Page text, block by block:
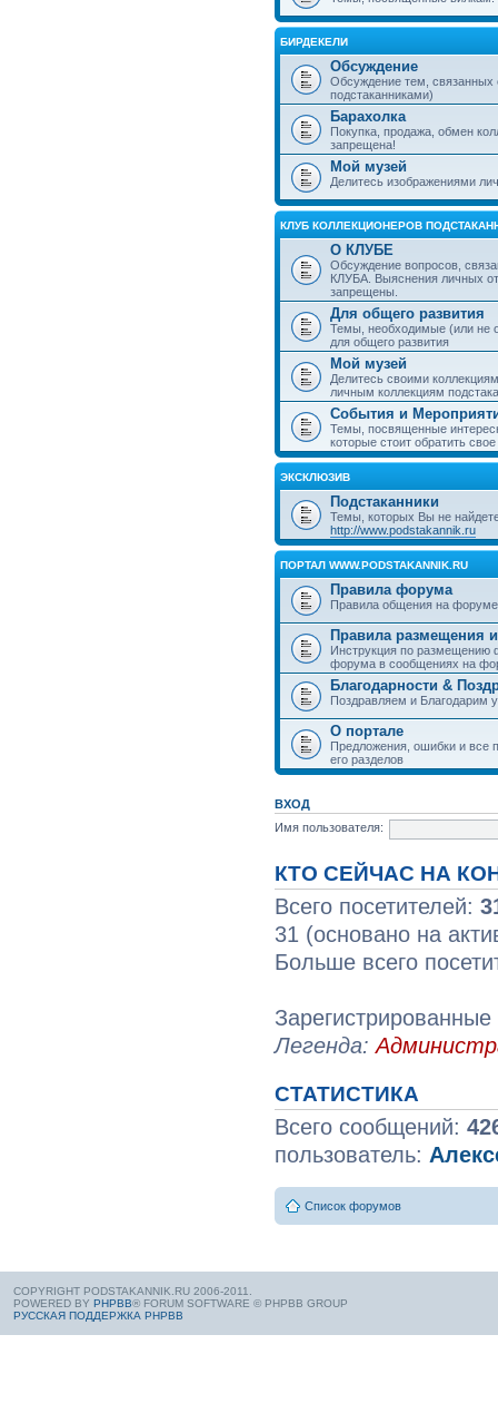
БИРДЕКЕЛИ
Обсуждение
Обсуждение тем,
подстаканниками)
Барахолка
Покупка, продажа, обмен
запрещена!
Мой музей
Делитесь изображениями
КЛУБ КОЛЛЕКЦИОНЕРОВ
О КЛУБЕ
Обсуждение вопросов,
КЛУБА. Выяснения личных
запрещены.
Для общего развития
Темы, необходимые (или не
для общего развития
Мой музей
Делитесь своими
личным коллекциям
События и
Темы, посвященные
которые стоит обратить
ЭКСКЛЮЗИВ
Подстаканники
Темы, которых Вы не
http://www.podstakannik.ru
ПОРТАЛ WWW.PODSTAKANNIK.RU
Правила форума
Правила общения на форуме
Правила размещения
Инструкция по размещению
форума в сообщениях на
Благодарности &
Поздравляем и Благодарим
О портале
Предложения, ошибки и все
его разделов
ВХОД
Имя пользователя:
КТО СЕЙЧАС НА
Всего посетителей:
31 (основано на
Больше всего
Легенда:
СТАТИСТИКА
Всего сообщений:
пользователь:
Список форумов
COPYRIGHT PODSTAKANNIK.RU 2006-2011.
POWERED BY PHPBB® FORUM SOFTWARE © PHPBB GROUP
РУССКАЯ ПОДДЕРЖКА PHPBB